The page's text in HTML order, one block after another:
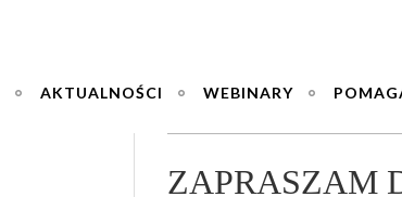
AKTUALNOŚCI WEBINARY
ZAPRASZAM